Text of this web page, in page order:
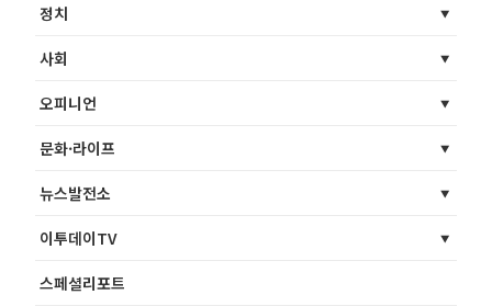
정치
사회
오피니언
문화·라이프
뉴스발전소
이투데이TV
스페셜리포트